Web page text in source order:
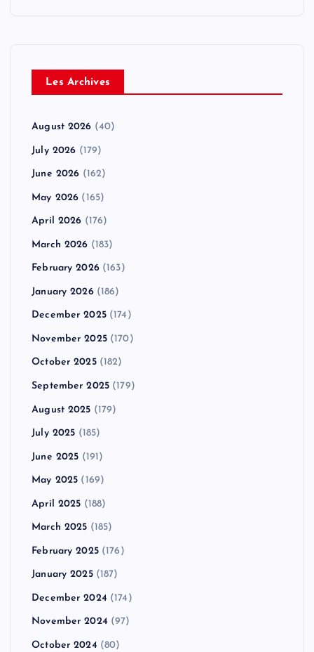
Les Archives
August 2026 (40)
July 2026 (179)
June 2026 (162)
May 2026 (165)
April 2026 (176)
March 2026 (183)
February 2026(163)
January 2026(186)
December 2025(174)
November 2025(170)
October 2025(182)
September 2025 (179)
August 2025 (179)
July 2025 (185)
June 2025 (191)
May 2025 (169)
April 2025 (188)
March 2025 (185)
February 2025(176)
January 2025(187)
December 2024 (174)
November 2024 (97)
October 2024 (80)